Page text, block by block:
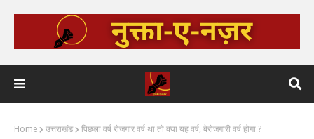
Home उत्तराखंड पिछला वर्ष रोजगार वर्ष था तो क्या यह वर्ष, बेरोजगारी वर्ष होगा ?